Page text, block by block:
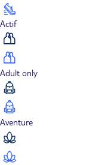
Actif
Adult only
Aventure